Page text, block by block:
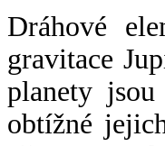
Dráhové
gravitace
planety
obtížné